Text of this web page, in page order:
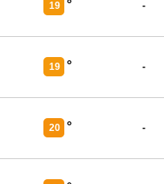
19 ° -
19 ° -
20 ° -